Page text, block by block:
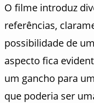
O filme introduz
referências,
possibilidade de
aspecto fica
um gancho para
que poderia ser